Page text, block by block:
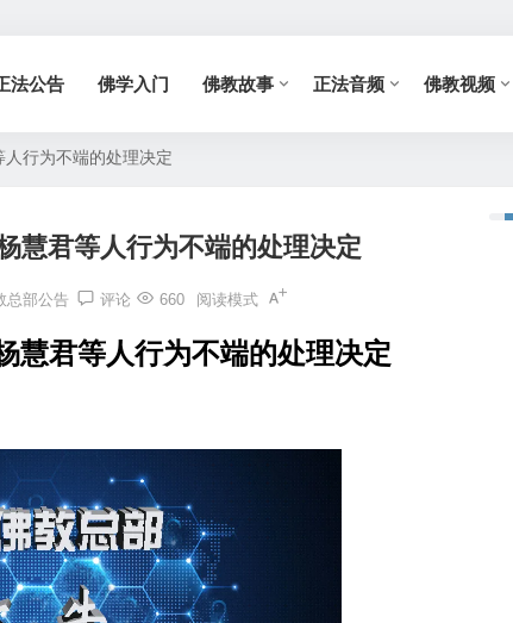
法公告 佛学入门 佛教故事 正法音频 佛教视频
行为不端的处理决定
慧君等人行为不端的处理决定
总部公告 评论 660 阅读模式
慧君等人行为不端的处理决定